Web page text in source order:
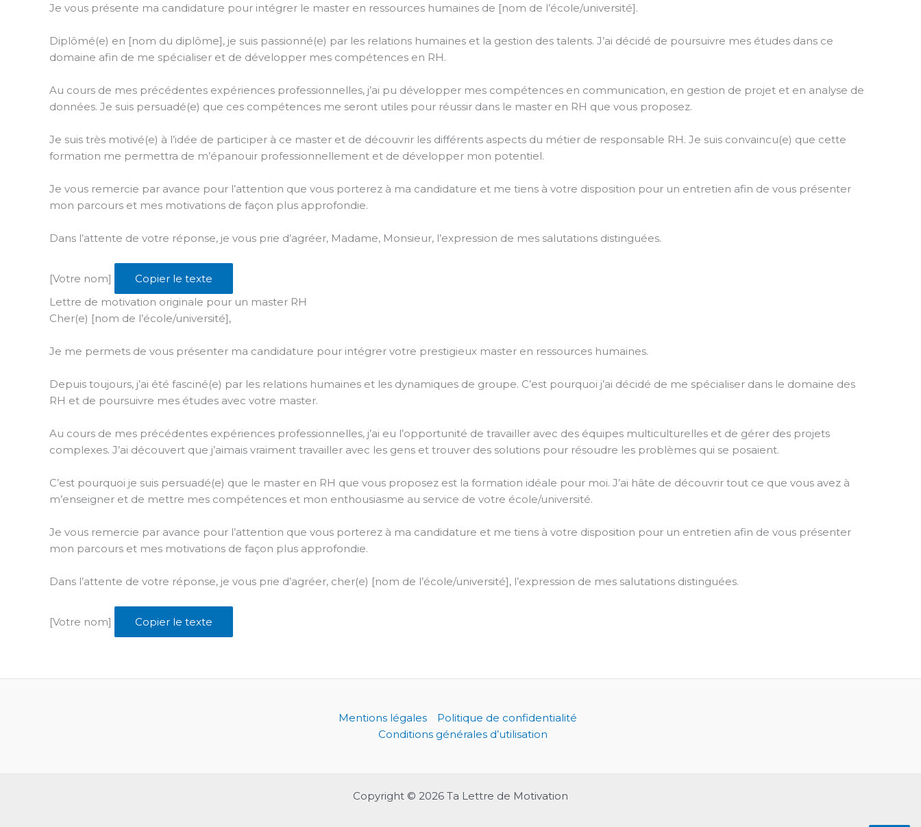
Je vous présente ma candidature pour intégrer le master en ressources humaines de [nom de l’école/université].
Diplômé(e) en [nom du diplôme], je suis passionné(e) par les relations humaines et la gestion des talents. J’ai décidé de poursuivre mes études dans ce
domaine afin de me spécialiser et de développer mes compétences en RH.
Au cours de mes précédentes expériences professionnelles, j’ai pu développer mes compétences en communication, en gestion de projet et en analyse de
données. Je suis persuadé(e) que ces compétences me seront utiles pour réussir dans le master en RH que vous proposez.
Je suis très motivé(e) à l’idée de participer à ce master et de découvrir les différents aspects du métier de responsable RH. Je suis convaincu(e) que cette
formation me permettra de m’épanouir professionnellement et de développer mon potentiel.
Je vous remercie par avance pour l’attention que vous porterez à ma candidature et me tiens à votre disposition pour un entretien afin de vous présenter
mon parcours et mes motivations de façon plus approfondie.
Dans l’attente de votre réponse, je vous prie d’agréer, Madame, Monsieur, l’expression de mes salutations distinguées.
[Votre nom]
Copier le texte
Lettre de motivation originale pour un master RH
Cher(e) [nom de l’école/université],
Je me permets de vous présenter ma candidature pour intégrer votre prestigieux master en ressources humaines.
Depuis toujours, j’ai été fasciné(e) par les relations humaines et les dynamiques de groupe. C’est pourquoi j’ai décidé de me spécialiser dans le domaine des
RH et de poursuivre mes études avec votre master.
Au cours de mes précédentes expériences professionnelles, j’ai eu l’opportunité de travailler avec des équipes multiculturelles et de gérer des projets
complexes. J’ai découvert que j’aimais vraiment travailler avec les gens et trouver des solutions pour résoudre les problèmes qui se posaient.
C’est pourquoi je suis persuadé(e) que le master en RH que vous proposez est la formation idéale pour moi. J’ai hâte de découvrir tout ce que vous avez à
m’enseigner et de mettre mes compétences et mon enthousiasme au service de votre école/université.
Je vous remercie par avance pour l’attention que vous porterez à ma candidature et me tiens à votre disposition pour un entretien afin de vous présenter
mon parcours et mes motivations de façon plus approfondie.
Dans l’attente de votre réponse, je vous prie d’agréer, cher(e) [nom de l’école/université], l’expression de mes salutations distinguées.
[Votre nom] Copier le texte
Mentions légales
Politique de confidentialité
Conditions générales d’utilisation
Copyright © 2026 Ta Lettre de Motivation